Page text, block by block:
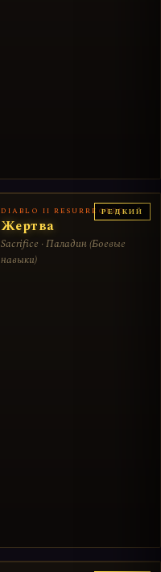
РЕДКИЙ
DIABLO II RESURRECTED
Жертва
Sacrifice · Паладин (Боевые
навыки)